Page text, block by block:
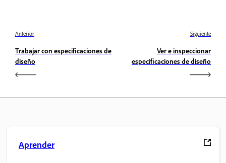
Anterior
Trabajar con especificaciones de
diseño
Siguiente
Ver e inspeccionar
especificaciones de diseño
Aprender